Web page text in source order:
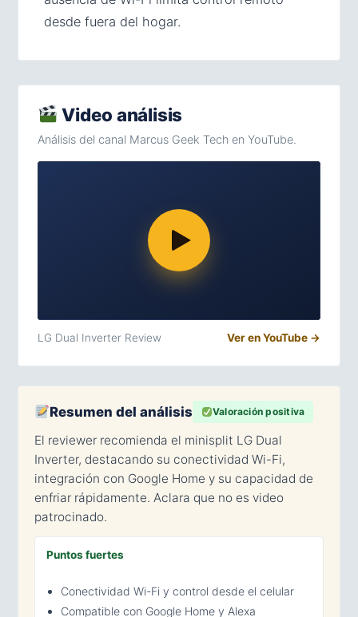
desde fuera del hogar.
Video análisis
Análisis del canal Marcus Geek Tech en YouTube.
LG Dual Inverter Review Ver en YouTube →
Resumen del análisis Valoración positiva
El reviewer recomienda el minisplit LG Dual
Inverter, destacando su conectividad Wi-Fi,
integración con Google Home y su capacidad de
enfriar rápidamente. Aclara que no es video
patrocinado.
Puntos fuertes
Conectividad Wi-Fi y control desde el celular
Compatible con Google Home y Alexa